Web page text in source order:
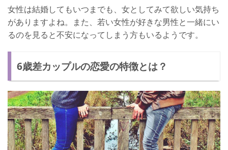
女性は結婚してもいつまでも、女としてみて欲しい気持ち
がありますよね。また、若い女性が好きな男性と一緒にい
るのを見ると不安になってしまう方もいるようです。
6歳差カップルの恋愛の特徴とは？